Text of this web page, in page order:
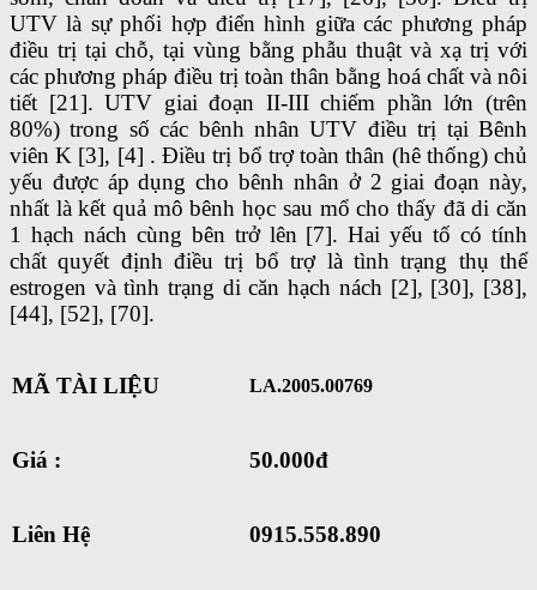
UTV là sự phối hợp điển hình giữa các phương pháp
điều trị tại chỗ, tại vùng bằng phẫu thuật và xạ trị với
các phương pháp điều trị toàn thân bằng hoá chất và nôi
tiết [21]. UTV giai đoạn II-III chiếm phần lớn (trên
80%) trong số các bênh nhân UTV điều trị tại Bênh
viên K [3], [4] . Điều trị bổ trợ toàn thân (hê thống) chủ
yếu được áp dụng cho bênh nhân ở 2 giai đoạn này,
nhất là kết quả mô bênh học sau mổ cho thấy đã di căn
1 hạch nách cùng bên trở lên [7]. Hai yếu tố có tính
chất quyết định điều trị bổ trợ là tình trạng thụ thể
estrogen và tình trạng di căn hạch nách [2], [30], [38],
[44], [52], [70].
MÃ TÀI LIỆU LA.2005.00769
Giá : 50.000đ
Liên Hệ 0915.558.890